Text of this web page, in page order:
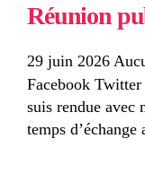
Réunion
29 juin 2026
Facebook
suis rendue avec
temps d’échange